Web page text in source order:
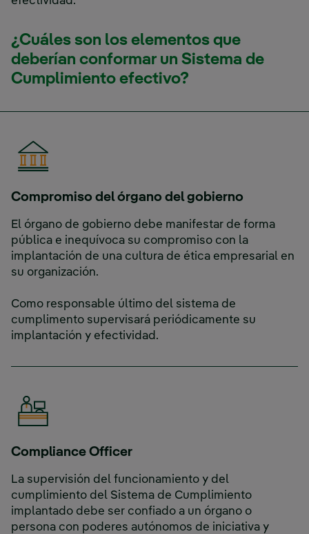
¿Cuáles son los elementos que
deberían conformar un Sistema de
Cumplimiento efectivo?
Compromiso del órgano del gobierno
El órgano de gobierno debe manifestar de forma
pública e inequívoca su compromiso con la
implantación de una cultura de ética empresarial en
su organización.
Como responsable último del sistema de
cumplimento supervisará periódicamente su
implantación y efectividad.
Compliance Officer
La supervisión del funcionamiento y del
cumplimiento del Sistema de Cumplimiento
implantado debe ser confiado a un órgano o
persona con poderes autónomos de iniciativa y